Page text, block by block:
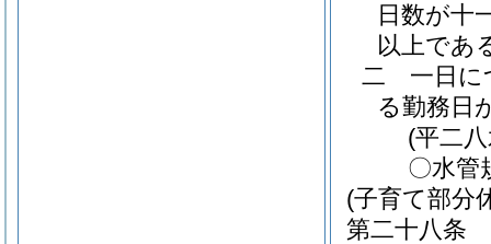
日数が十
以上であ
二
一日に
る勤務日
(平二
〇水管
(子育て部分
第二十八条